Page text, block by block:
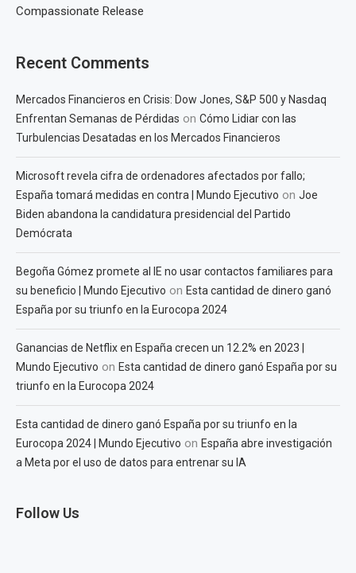
Compassionate Release
Recent Comments
Mercados Financieros en Crisis: Dow Jones, S&P 500 y Nasdaq
Enfrentan Semanas de Pérdidas on Cómo Lidiar con las
Turbulencias Desatadas en los Mercados Financieros
Microsoft revela cifra de ordenadores afectados por fallo;
España tomará medidas en contra | Mundo Ejecutivo on Joe
Biden abandona la candidatura presidencial del Partido
Demócrata
Begoña Gómez promete al IE no usar contactos familiares para
su beneficio | Mundo Ejecutivo on Esta cantidad de dinero ganó
España por su triunfo en la Eurocopa 2024
Ganancias de Netflix en España crecen un 12.2% en 2023 |
Mundo Ejecutivo on Esta cantidad de dinero ganó España por su
triunfo en la Eurocopa 2024
Esta cantidad de dinero ganó España por su triunfo en la
Eurocopa 2024 | Mundo Ejecutivo on España abre investigación
a Meta por el uso de datos para entrenar su IA
Follow Us